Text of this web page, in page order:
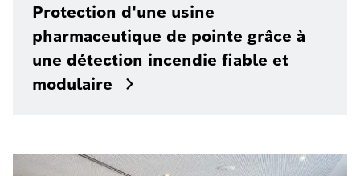
Protection d'une usine
pharmaceutique de pointe grâce à
une détection incendie fiable et
modulaire